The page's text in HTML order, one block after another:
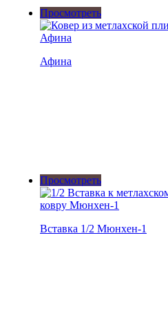
Просмотреть
Афина
Просмотреть
Вставка 1/2 Мюнхен-1